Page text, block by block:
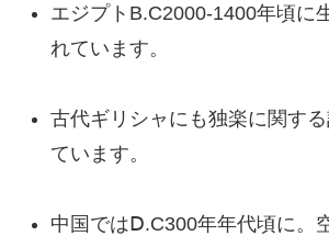
エジプトB.C2000-1400年頃に
れています。
古代ギリシャにも独楽に関す
ています。
中国ではⅮ.C300年年代頃に。